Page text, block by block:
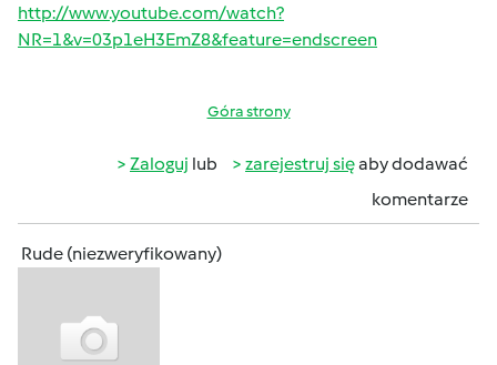
http://www.youtube.com/watch?
NR=1&v=03p1eH3EmZ8&feature=endscreen
Góra strony
Zaloguj lub zarejestruj sięaby dodawać
komentarze
Rude (niezweryfikowany)